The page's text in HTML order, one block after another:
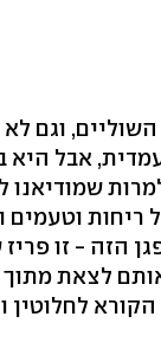
השוליים, וגם
אבל היא
שמודיאנו
ריחות וטעמים
הזה - זו
לצאת מתוך
לחלוטין